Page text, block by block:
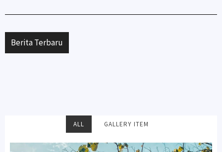
Berita Terbaru
ALL GALLERY ITEM